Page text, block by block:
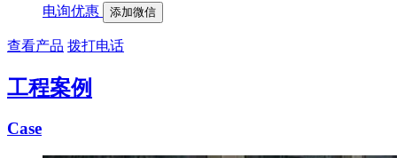
电询优惠
添加微信
查看产品 拨打电话
工程案例
Case